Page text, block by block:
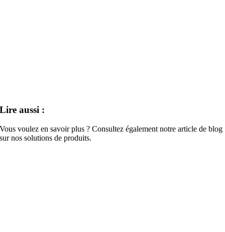
Lire aussi :
Vous voulez en savoir plus ? Consultez également notre article de blog
sur nos solutions de produits.